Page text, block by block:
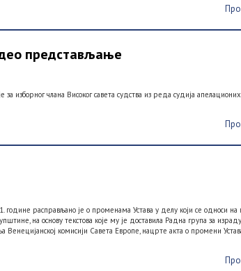
представљање
изборног члана Високог савета судства из реда судија
расправљано је о променама Устава у делу који се односи на
на основу текстова које му је доставила Радна група за
комисији Савета Европе, нацрте акта о промени